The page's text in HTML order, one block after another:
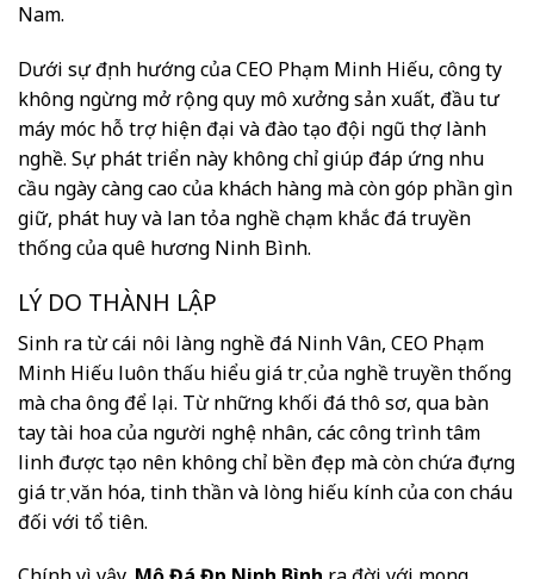
Nam.
Dưới sự định hướng của CEO Phạm Minh Hiếu, công ty
không ngừng mở rộng quy mô xưởng sản xuất, đầu tư
máy móc hỗ trợ hiện đại và đào tạo đội ngũ thợ lành
nghề. Sự phát triển này không chỉ giúp đáp ứng nhu
cầu ngày càng cao của khách hàng mà còn góp phần gìn
giữ, phát huy và lan tỏa nghề chạm khắc đá truyền
thống của quê hương Ninh Bình.
LÝ DO THÀNH LẬP
Sinh ra từ cái nôi làng nghề đá Ninh Vân, CEO Phạm
Minh Hiếu luôn thấu hiểu giá trị của nghề truyền thống
mà cha ông để lại. Từ những khối đá thô sơ, qua bàn
tay tài hoa của người nghệ nhân, các công trình tâm
linh được tạo nên không chỉ bền đẹp mà còn chứa đựng
giá trị văn hóa, tinh thần và lòng hiếu kính của con cháu
đối với tổ tiên.